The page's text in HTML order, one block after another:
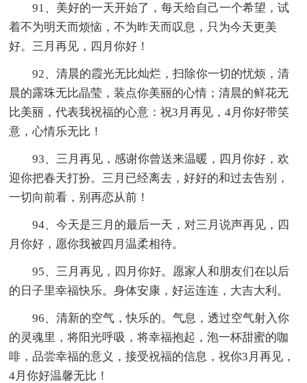
91、美好的一天开始了，每天给自己一个希望，试
着不为明天而烦恼，不为昨天而叹息，只为今天更美
好。三月再见，四月你好！
92、清晨的霞光无比灿烂，扫除你一切的忧烦，清
晨的露珠无比晶莹，装点你美丽的心情；清晨的鲜花无
比美丽，代表我祝福的心意：祝3月再见，4月你好带笑
意，心情乐无比！
93、三月再见，感谢你曾送来温暖，四月你好，欢
迎你把春天打扮。三月已经离去，好好的和过去告别，
一切向前看，别再恋从前！
94、今天是三月的最后一天，对三月说声再见，四
月你好，愿你我被四月温柔相待。
95、三月再见，四月你好。愿家人和朋友们在以后
的日子里幸福快乐。身体安康，好运连连，大吉大利。
96、清新的空气，快乐的。气息，透过空气射入你
的灵魂里，将阳光呼吸，将幸福抱起，泡一杯甜蜜的咖
啡，品尝幸福的意义，接受祝福的信息，祝你3月再见，
4月你好温馨无比！